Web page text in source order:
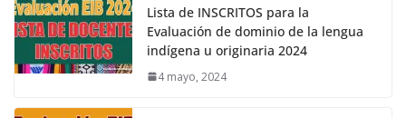
Lista de INSCRITOS para la
Evaluación de dominio de la lengua
indígena u originaria 2024
4 mayo, 2024